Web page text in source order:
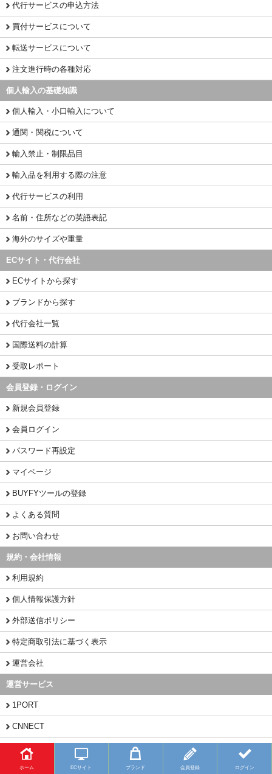
ホーム ECサイト ブランド 会員登録 ログイン
代行サービスの申込方法
買付サービスについて
転送サービスについて
注文進行時の各種対応
個人輸入の基礎知識
個人輸入・小口輸入について
通関・関税について
輸入禁止・制限品目
輸入品を利用する際の注意
代行サービスの利用
名前・住所などの英語表記
海外のサイズや重量
ECサイト・代行会社
ECサイトから探す
ブランドから探す
代行会社一覧
国際送料の計算
受取レポート
会員登録・ログイン
新規会員登録
会員ログイン
パスワード再設定
マイページ
BUYFYツールの登録
よくある質問
お問い合わせ
規約・会社情報
利用規約
個人情報保護方針
外部送信ポリシー
特定商取引法に基づく表示
運営会社
運営サービス
1PORT
CNNECT
CHINAMART
Copyright (C) 2026 BUYFY.JP All Rights Reserved.